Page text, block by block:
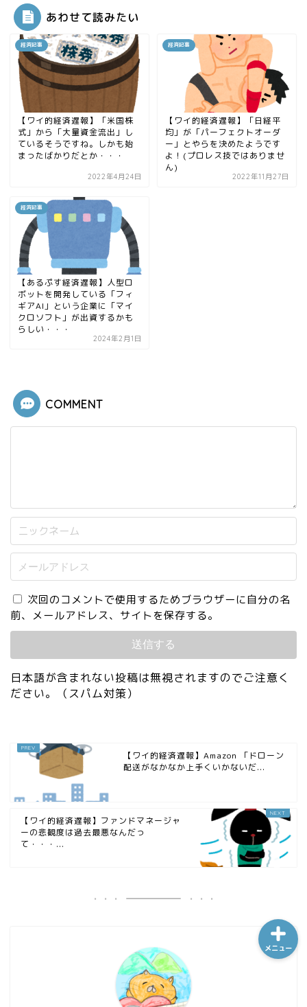
あわせて読みたい
経済記事
【ワイ的経済遅報】「米国株
式」から「大量資金流出」し
ているそうですね。しかも始
まったばかりだとか・・・
2022年4月24日
経済記事
【ワイ的経済遅報】「日経平
均」が「パーフェクトオーダ
ー」とやらを決めたようです
よ！(プロレス技ではありませ
ん)
2022年11月27日
経済記事
【あるぷす経済遅報】人型ロ
ボットを開発している「フィ
ギアAI」という企業に「マイ
クロソフト」が出資するかも
らしい・・・
2024年2月1日
COMMENT
次回のコメントで使用するためブラウザーに自分の名
前、メールアドレス、サイトを保存する。
日本語が含まれない投稿は無視されますのでご注意く
ださい。（スパム対策）
【ワイ的経済遅報】Amazon 「ドローン
配送がなかなか上手くいかないだ...
【ワイ的経済遅報】ファンドマネージャ
ーの悲観度は過去最悪なんだっ
て・・・...
メニュー
ホーム
趣味
金融